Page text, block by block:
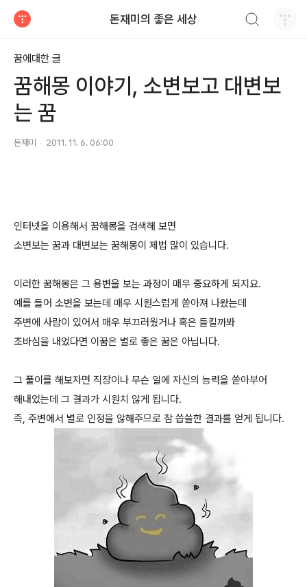
돈재미의 좋은 세상
꿈에대한 글
꿈해몽 이야기, 소변보고 대변보
는 꿈
돈재미 2011. 11. 6. 06:00
인터넷을 이용해서 꿈해몽을 검색해 보면
소변보는 꿈과 대변보는 꿈해몽이 제법 많이 있습니다.
이러한 꿈해몽은 그 용변을 보는 과정이 매우 중요하게 되지요.
예를 들어 소변을 보는데 매우 시원스럽게 쏟아져 나왔는데
주변에 사람이 있어서 매우 부끄러웠거나 혹은 들킬까봐
조바심을 내었다면 이꿈은 별로 좋은 꿈은 아닙니다.
그 풀이를 해보자면 직장이나 무슨 일에 자신의 능력을 쏟아부어
해내었는데 그 결과가 시원치 않게 됩니다.
즉, 주변에서 별로 인정을 않해주므로 참 씁쓸한 결과를 얻게 됩니다.